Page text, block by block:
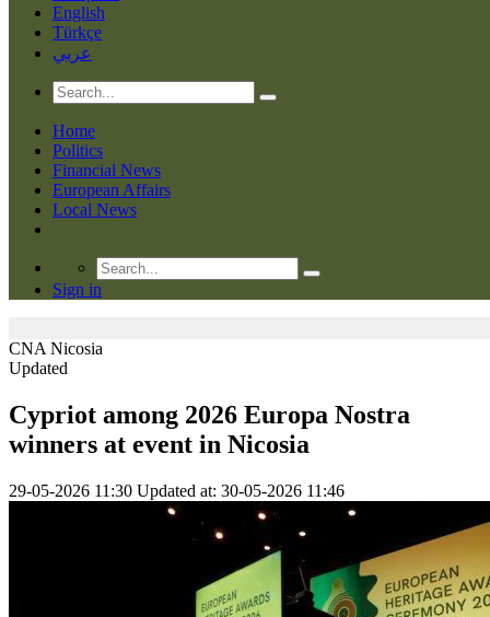
English
Türkçe
عربي
Home
Politics
Financial News
European Affairs
Local News
Sign in
CNA Nicosia
Updated
Cypriot among 2026 Europa Nostra
winners at event in Nicosia
29-05-2026 11:30 Updated at: 30-05-2026 11:46